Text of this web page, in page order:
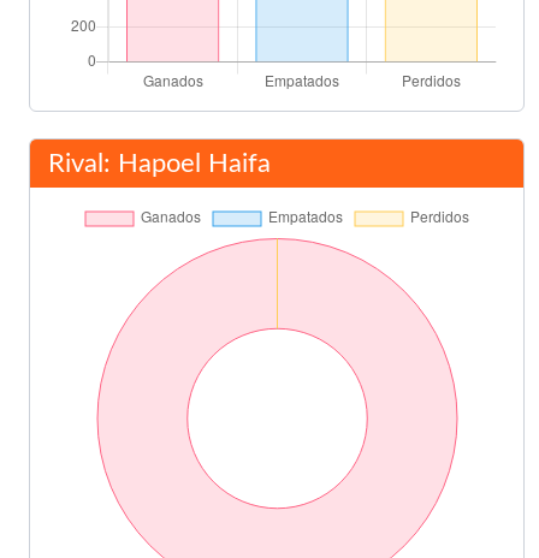
Rival: Hapoel Haifa